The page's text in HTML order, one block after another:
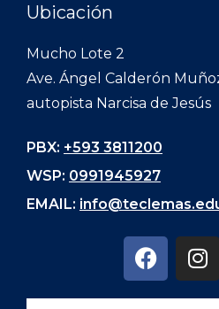
Ubicación
Mucho Lote 2
Ave. Ángel Calderón
autopista Narcisa de Jesús
PBX: +593 3811200
WSP: 0991945927
EMAIL: